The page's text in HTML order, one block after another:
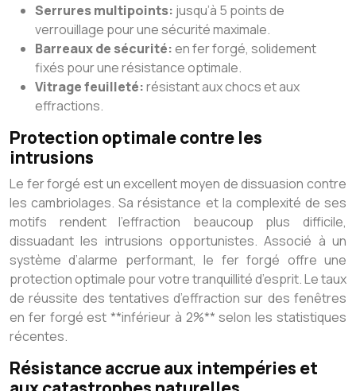
Serrures multipoints: jusqu’à 5 points de
verrouillage pour une sécurité maximale.
Barreaux de sécurité:en fer forgé, solidement
fixés pour une résistance optimale.
Vitrage feuilleté:résistant aux chocs et aux
effractions.
Protection optimale contre les
intrusions
Le fer forgé est un excellent moyen de dissuasion contre
les cambriolages. Sa résistance et la complexité de ses
motifs rendent l’effraction beaucoup plus difficile,
dissuadant les intrusions opportunistes. Associé à un
système d’alarme performant, le fer forgé offre une
protection optimale pour votre tranquillité d’esprit. Le taux
de réussite des tentatives d’effraction sur des fenêtres
en fer forgé est **inférieur à 2%** selon les statistiques
récentes.
Résistance accrue aux intempéries et